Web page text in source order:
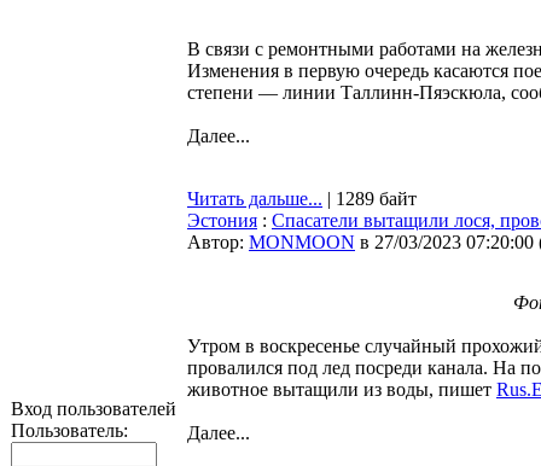
Вход пользователей
Пользователь:
В связи с ремонтными работами на
Изменения в первую очередь касаются
степени — линии Таллинн-Пяэскюла,
Далее...
Читать дальше... | 1289 байт
Эстония : Спасатели вытащили лося,
Автор: MONMOON в 27/03/2023 07:20:00
Утром в воскресенье случайный
провалился под лед посреди канала. На
животное вытащили из воды, пишет
Далее...